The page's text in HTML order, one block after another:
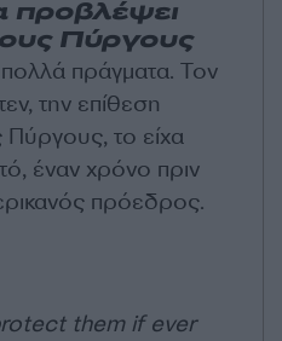
προβλέψει
Πύργους
πράγματα. Τον
την επίθεση
το είχα
έναν χρόνο πριν
πρόεδρος.
them if ever